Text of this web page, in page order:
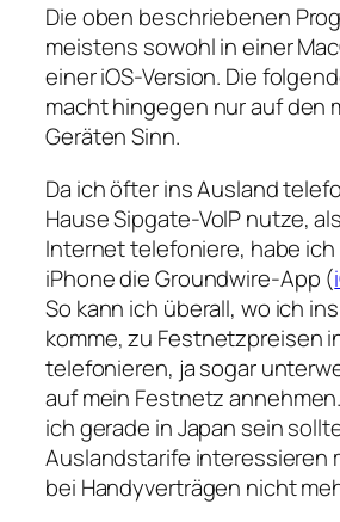
Die oben beschriebenen
meistens sowohl in einer
einer iOS-Version. Die
macht hingegen nur auf den
Geräten Sinn.
Da ich öfter ins Ausland
Hause Sipgate-VoIP nutze,
Internet telefoniere, habe ich
iPhone die Groundwire-App (
So kann ich überall, wo ich
komme, zu Festnetzpreisen
telefonieren, ja sogar
auf mein Festnetz
ich gerade in Japan sein
Auslandstarife interessieren
bei Handyverträgen nicht